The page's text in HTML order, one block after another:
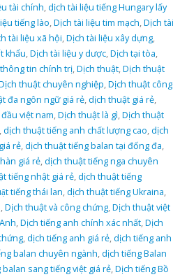
tài chính,dịch tài liệu tiếng Hungary lấy
tiếng lào,Dịch tài liệu tim mạch,Dịch tài
tài liệu xã hội,Dịch tài liệu xây dựng,
khẩu,Dịch tài liệu y dược,Dịch tại tòa,
tin chính trị,Dịch thuật,Dịch thuật
thuật chuyên nghiệp,Dịch thuật công
đa ngôn ngữ giá rẻ,dịch thuật giá rẻ,
việt nam,Dịch thuật là gì,Dịch thuật
,dịch thuật tiếng anh chất lượng cao,dịch
rẻ,dịch thuật tiếng balan tại đống đa,
giá rẻ,dịch thuật tiếng nga chuyên
tiếng nhật giá rẻ,dịch thuật tiếng
tiếng thái lan,dịch thuật tiếng Ukraina,
,Dịch thuật và công chứng,Dịch thuật việt
,Dịch tiếng anh chính xác nhất,Dịch
,dịch tiếng anh giá rẻ,dịch tiếng anh
balan chuyên ngành,dịch tiếng Balan
sang tiếng việt giá rẻ,Dịch tiếng Bồ